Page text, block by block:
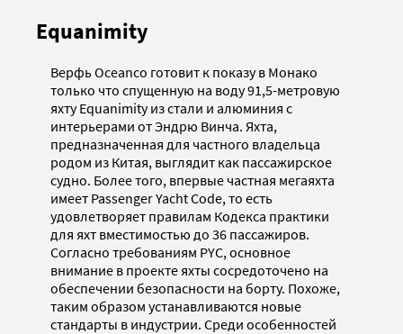
Equanimity
Верфь Oceanco готовит к показу в Монако
только что спущенную на воду 91,5-метровую
яхту Equanimity из стали и алюминия с
интерьерами от Эндрю Винча. Яхта,
предназначенная для частного владельца
родом из Китая, выглядит как пассажирское
судно. Более того, впервые частная мегаяхта
имеет Passenger Yacht Code, то есть
удовлетворяет правилам Кодекса практики
для яхт вместимостью до 36 пассажиров.
Согласно требованиям PYC, основное
внимание в проекте яхты сосредоточено на
обеспечении безопасности на борту. Похоже,
таким образом устанавливаются новые
стандарты в индустрии. Среди особенностей